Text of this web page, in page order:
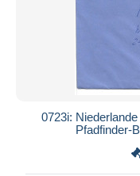
0723i:
Pfadfinder-